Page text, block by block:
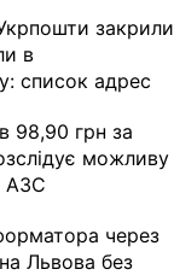
закрили
в
список адрес
98,90 грн за
можливу
АЗС
через
Львова без